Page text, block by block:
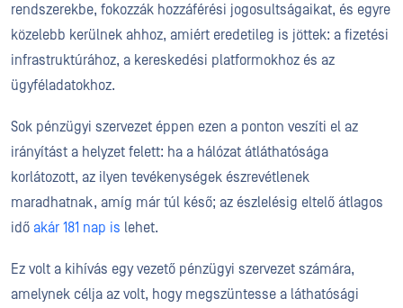
rendszerekbe, fokozzák hozzáférési jogosultságaikat, és egyre
közelebb kerülnek ahhoz, amiért eredetileg is jöttek: a fizetési
infrastruktúrához, a kereskedési platformokhoz és az
ügyféladatokhoz.
Sok pénzügyi szervezet éppen ezen a ponton veszíti el az
irányítást a helyzet felett: ha a hálózat átláthatósága
korlátozott, az ilyen tevékenységek észrevétlenek
maradhatnak, amíg már túl késő; az észlelésig eltelő átlagos
idő akár 181 nap is lehet.
Ez volt a kihívás egy vezető pénzügyi szervezet számára,
amelynek célja az volt, hogy megszüntesse a láthatósági